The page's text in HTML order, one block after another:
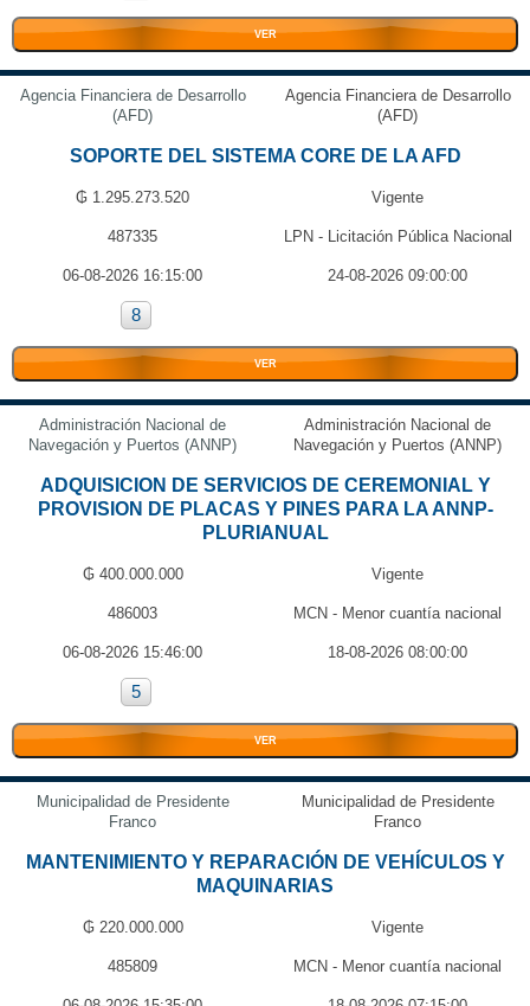
VER
Agencia Financiera de Desarrollo
(AFD)
Agencia Financiera de Desarrollo
(AFD)
SOPORTE DEL SISTEMA CORE DE LA AFD
₲ 1.295.273.520 Vigente
487335 LPN - Licitación Pública Nacional
06-08-2026 16:15:00 24-08-2026 09:00:00
8
VER
Administración Nacional de
Navegación y Puertos (ANNP)
Administración Nacional de
Navegación y Puertos (ANNP)
ADQUISICION DE SERVICIOS DE CEREMONIAL Y
PROVISION DE PLACAS Y PINES PARA LA ANNP-
PLURIANUAL
₲ 400.000.000 Vigente
486003 MCN - Menor cuantía nacional
06-08-2026 15:46:00 18-08-2026 08:00:00
5
VER
Municipalidad de Presidente
Franco
Municipalidad de Presidente
Franco
MANTENIMIENTO Y REPARACIÓN DE VEHÍCULOS Y
MAQUINARIAS
₲ 220.000.000 Vigente
485809 MCN - Menor cuantía nacional